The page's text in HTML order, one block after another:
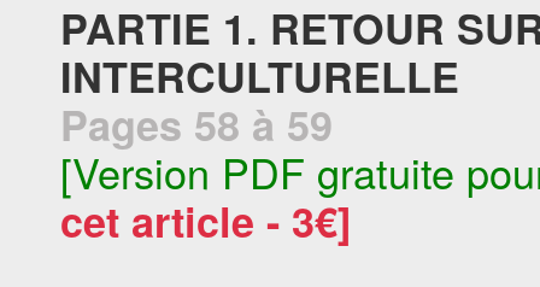
PARTIE 1. RETOUR
INTERCULTURELLE
Pages 58 à 59
[Version PDF gratuite
cet article - 3€]